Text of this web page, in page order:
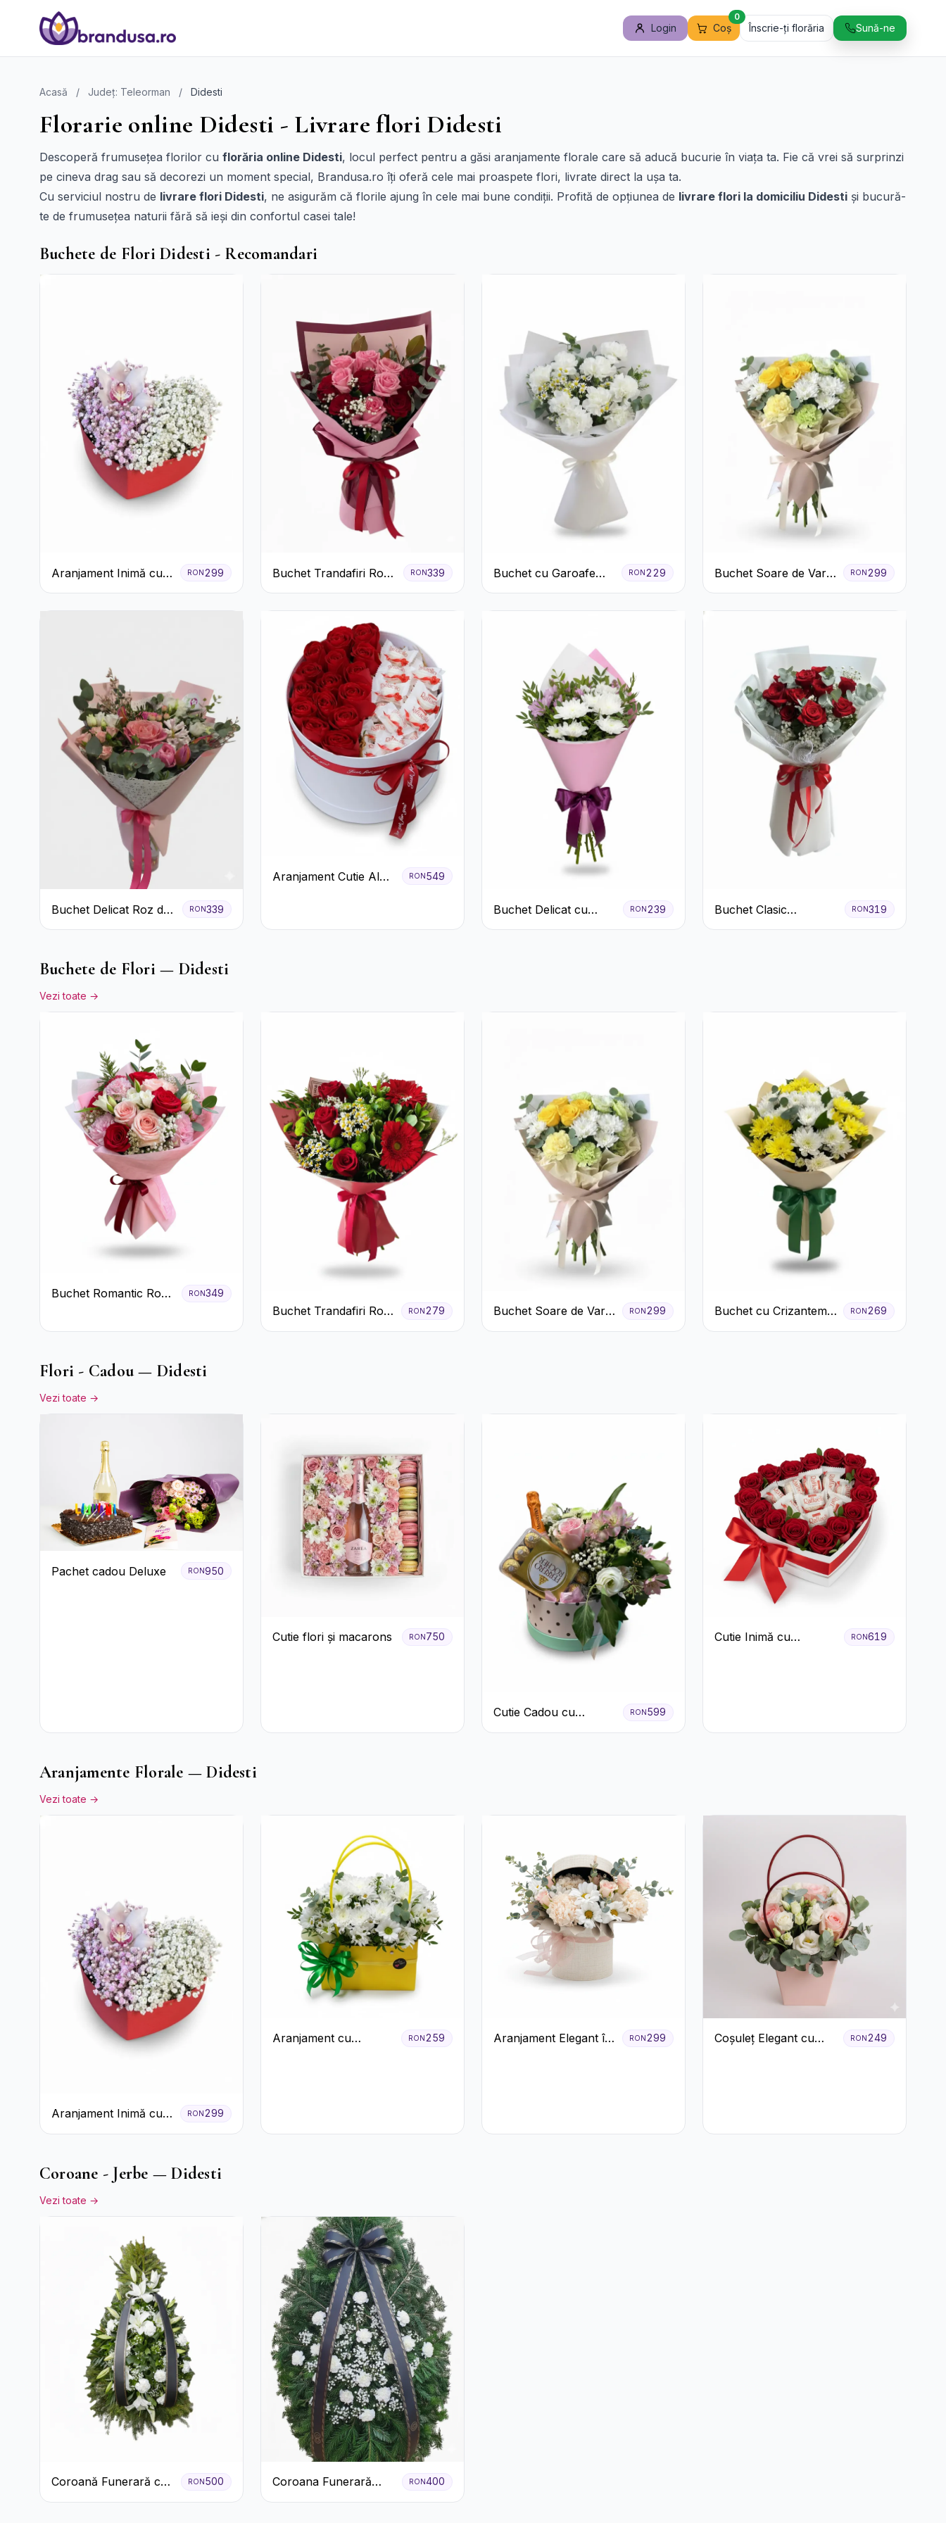
Login Coș
0
Înscrie-ți florăria Sună-ne
Acasă / Județ: Teleorman / Didesti
Florarie online Didesti - Livrare flori Didesti
Descoperă frumusețea florilor cu florăria online Didesti, locul perfect pentru a găsi aranjamente florale care să aducă bucurie în viața ta. Fie că vrei să surprinzi
pe cineva drag sau să decorezi un moment special, Brandusa.ro îți oferă cele mai proaspete flori, livrate direct la ușa ta.
Cu serviciul nostru de livrare flori Didesti, ne asigurăm că florile ajung în cele mai bune condiții. Profită de opțiunea de livrare flori la domiciliu Didesti și bucură-
te de frumusețea naturii fără să ieși din confortul casei tale!
Buchete de Flori Didesti - Recomandari
Aranjament Inimă cu
Orhidee și Floarea
RON299
Buchet Trandafiri Roz
și Roșii cu Eucalipt și
RON339
Buchet cu Garoafe
Albe
RON229
Buchet Soare de Vară
cu Trandafiri Galbeni
RON299
Buchet Delicat Roz de
primăvară
RON339
Aranjament Cutie Albă
RON 549
Buchet Delicat cu
Crizanteme Albe și
RON 239
Buchet Clasic
Trandafiri Roșii și
RON319
Buchete de Flori — Didesti
Vezi toate →
Buchet Romantic Roșu
RON349
Buchet Trandafiri Roșii
Gerbera și Verdeață
RON279
Buchet Soare de Vară
cu Trandafiri Galbeni
RON299
Buchet cu Crizanteme
Albe și Galbene
RON269
Flori - Cadou — Didesti
Vezi toate →
Pachet cadou Deluxe RON950
Cutie flori și macarons RON750
Cutie Cadou cu
Prosecco Mionetto
RON599
Cutie Inimă cu
RON619
Aranjamente Florale — Didesti
Vezi toate →
Aranjament Inimă cu
Orhidee și Floarea
RON299
Aranjament cu
RON259
Aranjament Elegant în
RON299
Coșuleț Elegant cu
RON249
Coroane - Jerbe — Didesti
Vezi toate →
Coroană Funerară cu
Crini și Garoafe Albe
RON500
Coroana Funerară
Albă cu Garoafe
RON400